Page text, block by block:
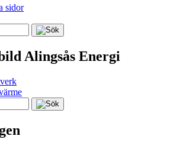
sidor
Alingsås Energi